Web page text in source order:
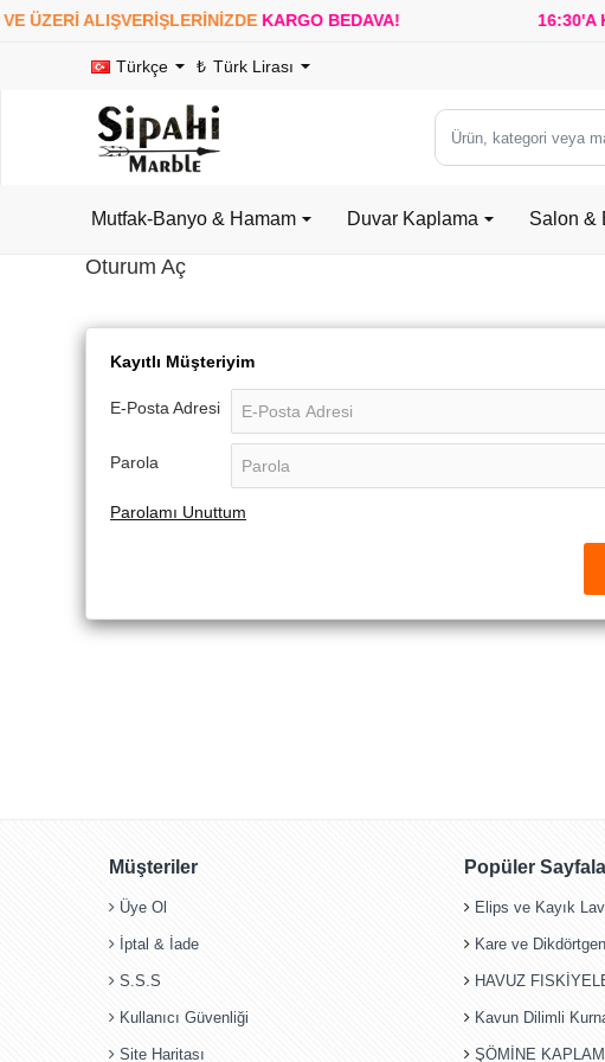
ALIŞVERİŞLERİNİZDEKARGO BEDAVA! 16:30'A
Türkçe ₺ Türk Lirası
Ürün,
kategori
marka
Mutfak-Banyo & Hamam Duvar Kaplama Salon &
Oturum Aç
Kayıtlı Müşteriyim
E-Posta Adresi
Parola
Parolamı Unuttum
Müşteriler
Üye Ol
İptal & İade
S.S.S
Kullanıcı Güvenliği
Site Haritası
Popüler
Elips ve Kayık
Kare ve
HAVUZ
Kavun Dilimli
ŞÖMİNE